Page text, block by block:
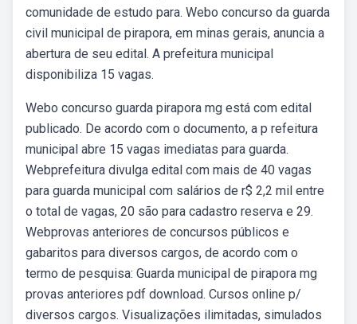
comunidade de estudo para. Webo concurso da guarda
civil municipal de pirapora, em minas gerais, anuncia a
abertura de seu edital. A prefeitura municipal
disponibiliza 15 vagas.
Webo concurso guarda pirapora mg está com edital
publicado. De acordo com o documento, a p refeitura
municipal abre 15 vagas imediatas para guarda.
Webprefeitura divulga edital com mais de 40 vagas
para guarda municipal com salários de r$ 2,2 mil entre
o total de vagas, 20 são para cadastro reserva e 29.
Webprovas anteriores de concursos públicos e
gabaritos para diversos cargos, de acordo com o
termo de pesquisa: Guarda municipal de pirapora mg
provas anteriores pdf download. Cursos online p/
diversos cargos. Visualizações ilimitadas, simulados